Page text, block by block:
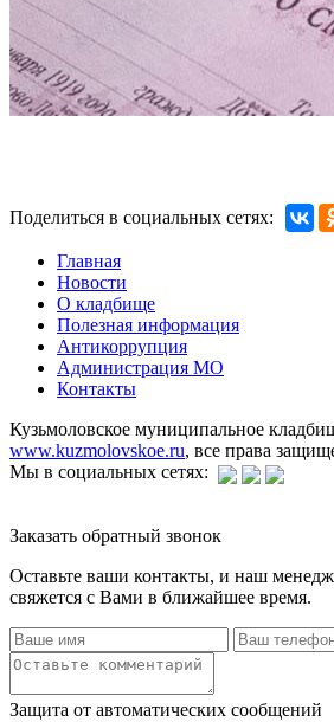
Поделиться в социальных сетях:
Главная
Новости
О кладбище
Полезная информация
Антикоррупция
Администрация МО
Контакты
Кузьмоловское муниципальное
www.kuzmolovskoe.ru, все права
Мы в социальных сетях:
Заказать обратный звонок
Оставьте ваши контакты, и наш
свяжется с Вами в ближайшее время.
Защита от автоматических сообщений